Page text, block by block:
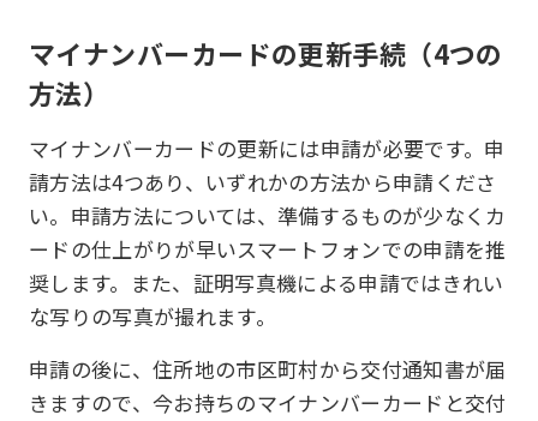
マイナンバーカードの更新手続（4つの
方法）
マイナンバーカードの更新には申請が必要です。申
請方法は4つあり、いずれかの方法から申請くださ
い。申請方法については、準備するものが少なくカ
ードの仕上がりが早いスマートフォンでの申請を推
奨します。また、証明写真機による申請ではきれい
な写りの写真が撮れます。
申請の後に、住所地の市区町村から交付通知書が届
きますので、今お持ちのマイナンバーカードと交付